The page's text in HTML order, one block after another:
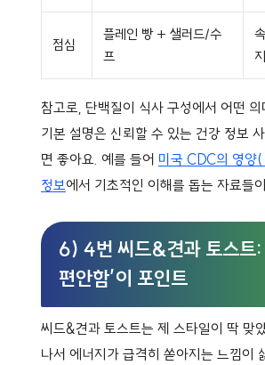
점심
플레인 빵 + 샐러드/수
프
지
참고로, 단백질이 식사 구성에서 어떤
기본 설명은 신뢰할 수 있는 건강 정보
면 좋아요. 예를 들어 미국 CDC의 영
정보에서 기초적인 이해를 돕는 자료들
6) 4번 씨드&견과 토스트:
편안함’이 포인트
씨드&견과 토스트는 제 스타일이 딱 맞
나서 에너지가 급격히 쏟아지는 느낌이